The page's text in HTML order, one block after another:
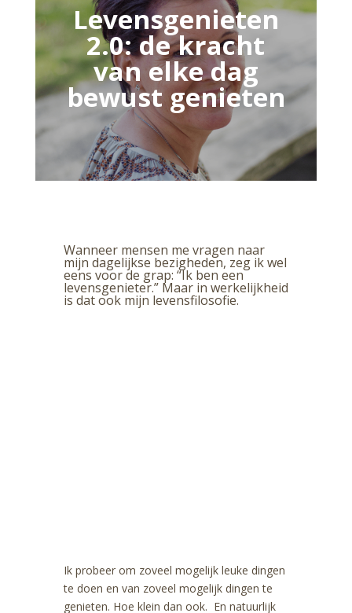
Levensgenieten
2.0: de kracht
van elke dag
bewust genieten
Wanneer mensen me vragen naar
mijn dagelijkse bezigheden, zeg ik wel
eens voor de grap: “Ik ben een
levensgenieter.” Maar in werkelijkheid
is dat ook mijn levensfilosofie.
Ik probeer om zoveel mogelijk leuke dingen
te doen en van zoveel mogelijk dingen te
genieten. Hoe klein dan ook. En natuurlijk